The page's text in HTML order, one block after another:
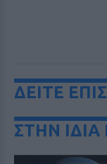
ΔΕΙΤΕ
ΣΤΗΝ